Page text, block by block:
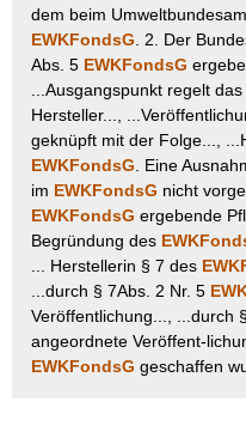
dem beim
EWKFondsG . 2. Der
Abs. 5 EWKFondsG
...Ausgangspunkt regelt das
Hersteller...,
geknüpft mit der Folge...,
EWKFondsG . Eine
im EWKFondsG nicht
EWKFondsG ergebende
Begründung des
... Herstellerin § 7 des
...durch § 7Abs. 2 Nr. 5
Veröffentlichung..., ...durch
angeordnete Veröffent-
EWKFondsG geschaffen